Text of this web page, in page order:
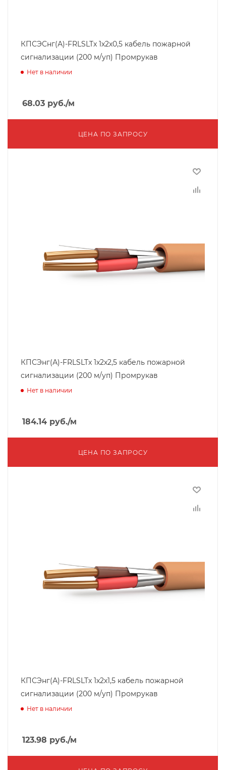
КПСЭСнг(А)-FRLSLTx 1х2х0,5 кабель пожарной
сигнализации (200 м/уп) Промрукав
Нет в наличии
68.03 руб./м
ЦЕНА ПО ЗАПРОСУ
КПСЭнг(А)-FRLSLTx 1х2х2,5 кабель пожарной
сигнализации (200 м/уп) Промрукав
Нет в наличии
184.14 руб./м
ЦЕНА ПО ЗАПРОСУ
КПСЭнг(А)-FRLSLTx 1х2х1,5 кабель пожарной
сигнализации (200 м/уп) Промрукав
Нет в наличии
123.98 руб./м